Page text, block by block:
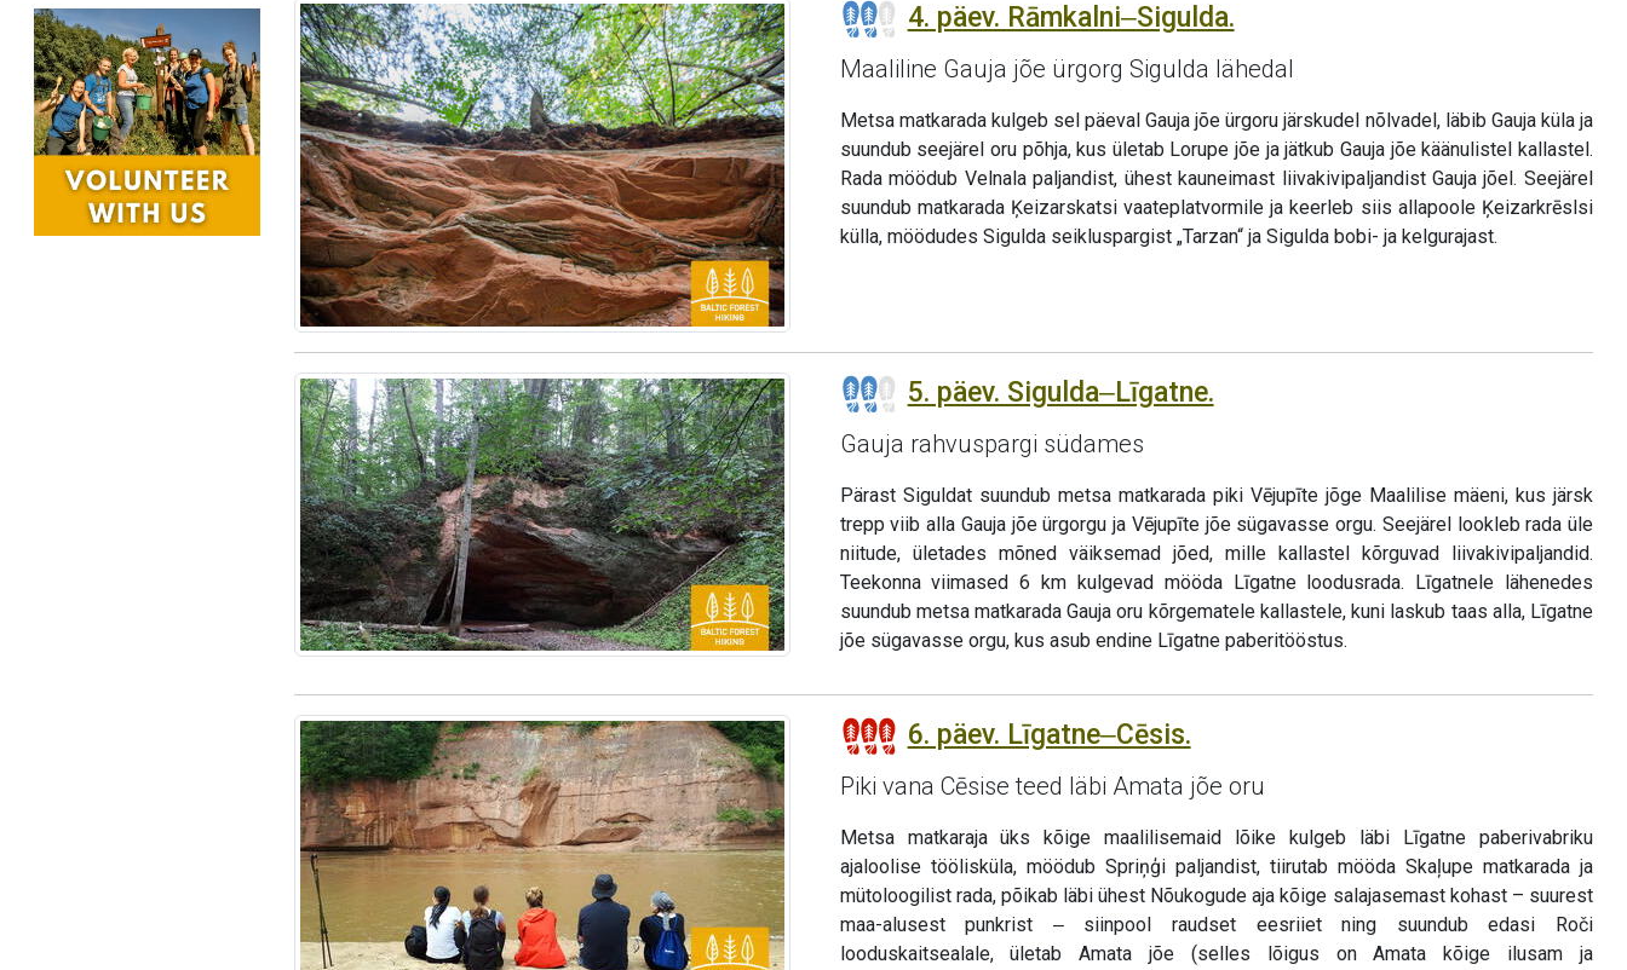
4. päev. Rāmkalni‒Sigulda.
Maaliline Gauja jõe ürgorg Sigulda lähedal
Metsa matkarada kulgeb sel päeval Gauja jõe ürgoru järskudel nõlvadel, läbib Gauja küla ja
suundub seejärel oru põhja, kus ületab Lorupe jõe ja jätkub Gauja jõe käänulistel kallastel.
Rada möödub Velnala paljandist, ühest kauneimast liivakivipaljandist Gauja jõel. Seejärel
suundub matkarada Ķeizarskatsi vaateplatvormile ja keerleb siis allapoole Ķeizarkrēslsi
külla, möödudes Sigulda seikluspargist „Tarzan“ ja Sigulda bobi- ja kelgurajast.
5. päev. Sigulda‒Līgatne.
Gauja rahvuspargi südames
Pärast Siguldat suundub metsa matkarada piki Vējupīte jõge Maalilise mäeni, kus järsk
trepp viib alla Gauja jõe ürgorgu ja Vējupīte jõe sügavasse orgu. Seejärel lookleb rada üle
niitude, ületades mõned väiksemad jõed, mille kallastel kõrguvad liivakivipaljandid.
Teekonna viimased 6 km kulgevad mööda Līgatne loodusrada. Līgatnele lähenedes
suundub metsa matkarada Gauja oru kõrgematele kallastele, kuni laskub taas alla, Līgatne
jõe sügavasse orgu, kus asub endine Līgatne paberitööstus.
6. päev. Līgatne‒Cēsis.
Piki vana Cēsise teed läbi Amata jõe oru
Metsa matkaraja üks kõige maalilisemaid lõike kulgeb läbi Līgatne paberivabriku
ajaloolise töölisküla, möödub Spriņģi paljandist, tiirutab mööda Skaļupe matkarada ja
mütoloogilist rada, põikab läbi ühest Nõukogude aja kõige salajasemast kohast – suurest
maa-alusest punkrist ‒ siinpool raudset eesriiet ning suundub edasi Roči
looduskaitsealale, ületab Amata jõe (selles lõigus on Amata kõige ilusam ja